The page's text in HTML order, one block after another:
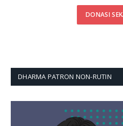
DONASI
DHARMA PATRON NON-RUTIN